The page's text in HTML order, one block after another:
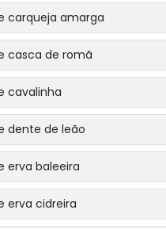
carqueja amarga
casca de romã
cavalinha
dente de leão
erva baleeira
erva cidreira